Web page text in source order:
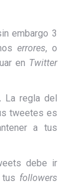
embargo 3
errores, o
en Twitter
La regla del
tweetes es
a tus
debe ir
followers